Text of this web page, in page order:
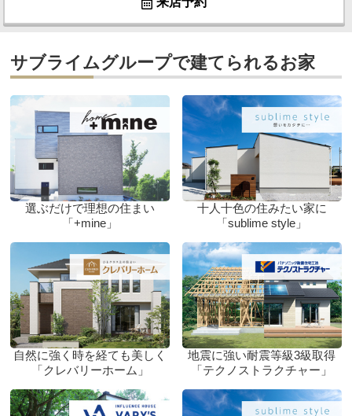
サブライムグループで建てられるお家
選ぶだけで理想の住まい
「+mine」
十人十色の住みたい家に
「sublime style」
自然に強く時を経ても美しく
「クレバリーホーム」
地震に強い耐震等級3級取得
「テクノストラクチャー」